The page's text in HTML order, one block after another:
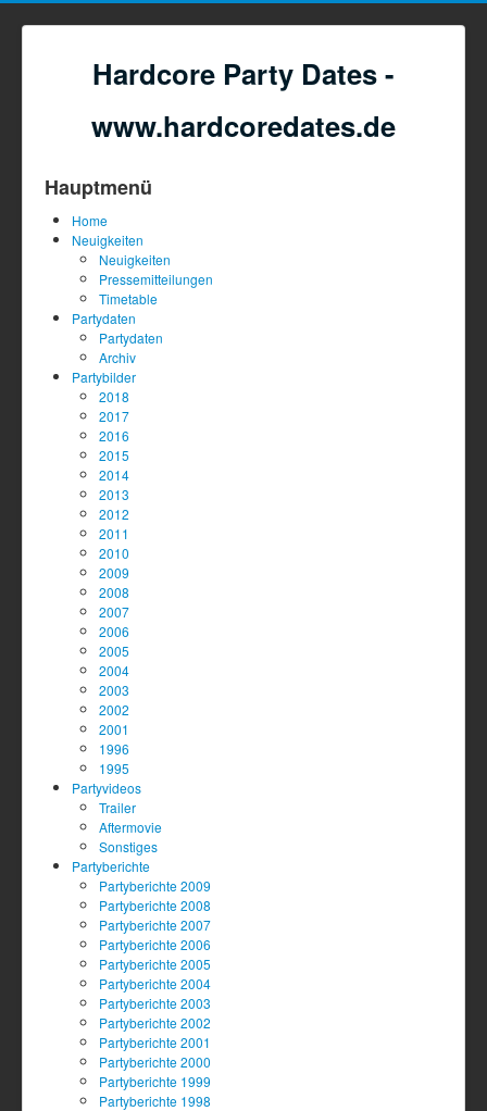
Hardcore Party Dates -
www.hardcoredates.de
Hauptmenü
Home
Neuigkeiten
Neuigkeiten
Pressemitteilungen
Timetable
Partydaten
Partydaten
Archiv
Partybilder
2018
2017
2016
2015
2014
2013
2012
2011
2010
2009
2008
2007
2006
2005
2004
2003
2002
2001
1996
1995
Partyvideos
Trailer
Aftermovie
Sonstiges
Partyberichte
Partyberichte 2009
Partyberichte 2008
Partyberichte 2007
Partyberichte 2006
Partyberichte 2005
Partyberichte 2004
Partyberichte 2003
Partyberichte 2002
Partyberichte 2001
Partyberichte 2000
Partyberichte 1999
Partyberichte 1998